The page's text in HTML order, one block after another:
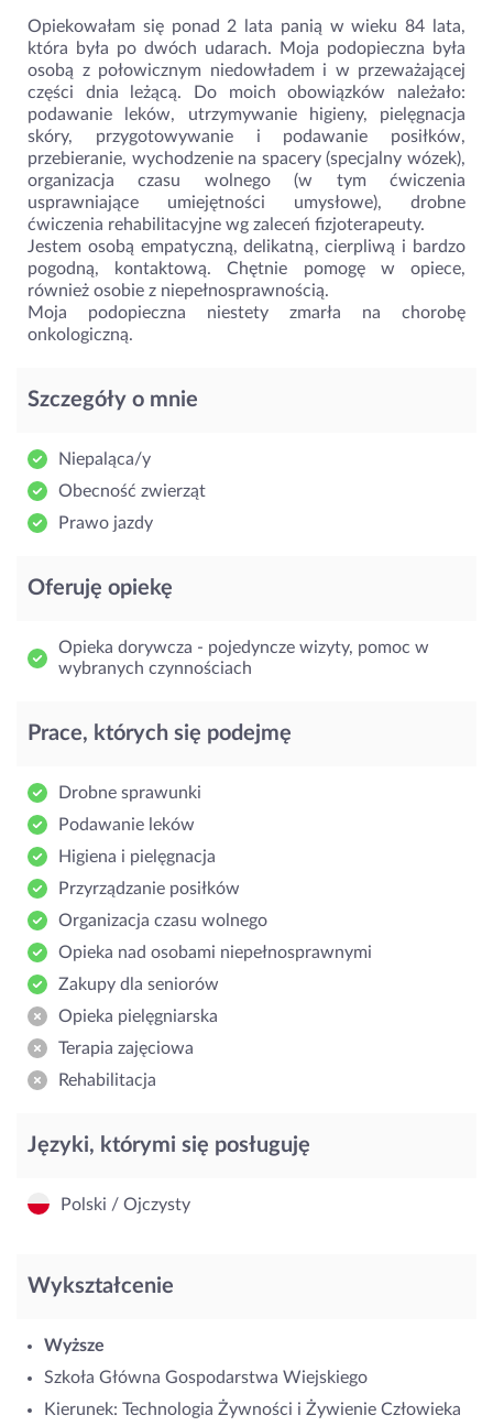
Opiekowałam się ponad 2 lata panią w wieku 84 lata,
która była po dwóch udarach. Moja podopieczna była
osobą z połowicznym niedowładem i w przeważającej
części dnia leżącą. Do moich obowiązków należało:
podawanie leków, utrzymywanie higieny, pielęgnacja
skóry, przygotowywanie i podawanie posiłków,
przebieranie, wychodzenie na spacery (specjalny wózek),
organizacja czasu wolnego (w tym ćwiczenia
usprawniające umiejętności umysłowe), drobne
ćwiczenia rehabilitacyjne wg zaleceń fizjoterapeuty.
Jestem osobą empatyczną, delikatną, cierpliwą i bardzo
pogodną, kontaktową. Chętnie pomogę w opiece,
również osobie z niepełnosprawnością.
Moja podopieczna niestety zmarła na chorobę
onkologiczną.
Szczegóły o mnie
Niepaląca/y
Obecność zwierząt
Prawo jazdy
Oferuję opiekę
Opieka dorywcza - pojedyncze wizyty, pomoc w
wybranych czynnościach
Prace, których się podejmę
Drobne sprawunki
Podawanie leków
Higiena i pielęgnacja
Przyrządzanie posiłków
Organizacja czasu wolnego
Opieka nad osobami niepełnosprawnymi
Zakupy dla seniorów
Opieka pielęgniarska
Terapia zajęciowa
Rehabilitacja
Języki, którymi się posługuję
Polski / Ojczysty
Wykształcenie
Wyższe
Szkoła Główna Gospodarstwa Wiejskiego
Kierunek: Technologia Żywności i Żywienie Człowieka